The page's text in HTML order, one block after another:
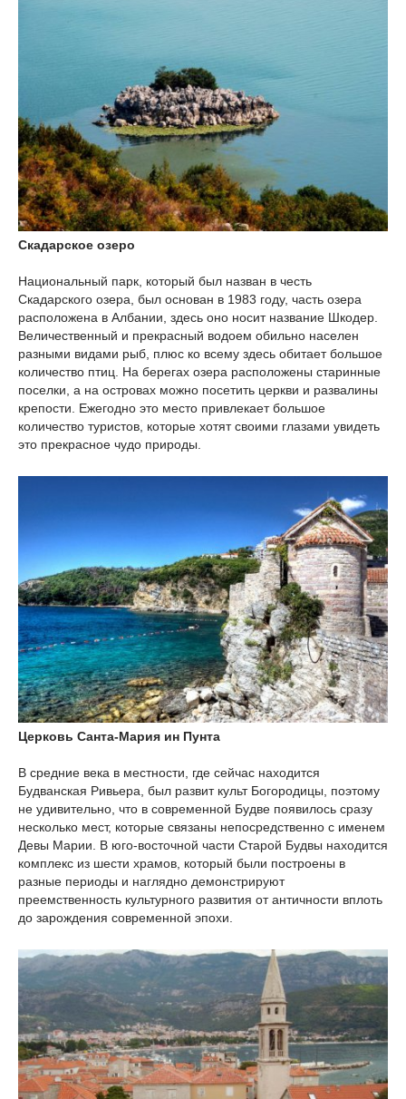
Скадарское озеро
Национальный парк, который был назван в честь
Скадарского озера, был основан в 1983 году, часть озера
расположена в Албании, здесь оно носит название Шкодер.
Величественный и прекрасный водоем обильно населен
разными видами рыб, плюс ко всему здесь обитает большое
количество птиц. На берегах озера расположены старинные
поселки, а на островах можно посетить церкви и развалины
крепости. Ежегодно это место привлекает большое
количество туристов, которые хотят своими глазами увидеть
это прекрасное чудо природы.
Церковь Санта-Мария ин Пунта
В средние века в местности, где сейчас находится
Будванская Ривьера, был развит культ Богородицы, поэтому
не удивительно, что в современной Будве появилось сразу
несколько мест, которые связаны непосредственно с именем
Девы Марии. В юго-восточной части Старой Будвы находится
комплекс из шести храмов, который были построены в
разные периоды и наглядно демонстрируют
преемственность культурного развития от античности вплоть
до зарождения современной эпохи.